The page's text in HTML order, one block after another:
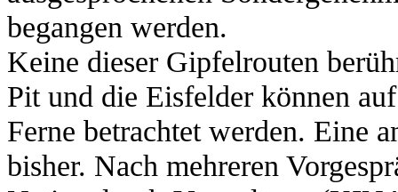
begangen werden.
Keine dieser Gipfelrouten
Pit und die Eisfelder können
Ferne betrachtet werden. Eine
bisher. Nach mehreren